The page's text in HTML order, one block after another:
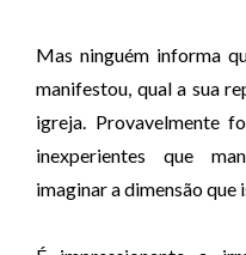
Mas ninguém informa
manifestou, qual a sua
igreja. Provavelmente
inexperientes que
imaginar a dimensão que